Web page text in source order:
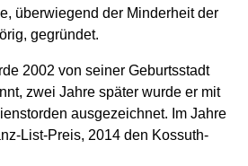
überwiegend der Minderheit der
gegründet.
2002 von seiner Geburtsstadt
zwei Jahre später wurde er mit
ausgezeichnet. Im Jahre
List-Preis, 2014 den Kossuth-